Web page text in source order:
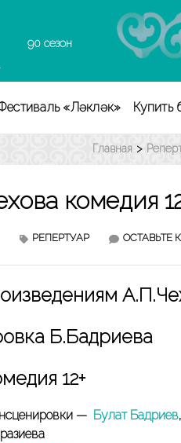
90 сезон
«Ләкләк» Купить
Главная >
комедия
ОСТАВЬТЕ
РЕПЕРТУАР
Б.Бадриева
12+
— Булат Бадриев